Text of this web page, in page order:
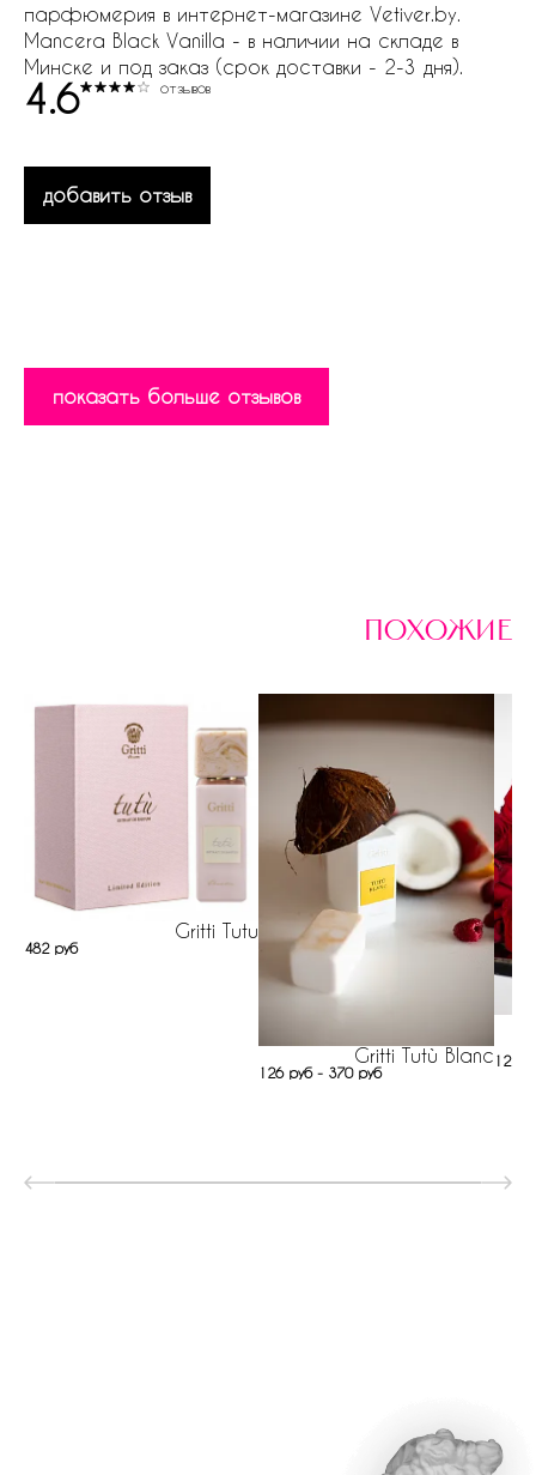
парфюмерия в интернет-магазине Vetiver.by.
Mancera Black Vanilla - в наличии на складе в
Минске и под заказ (срок доставки - 2-3 дня).
4.6 отзывов
добавить отзыв
показать больше отзывов
похожие
Gritti Tutu
482 руб
Gritti Tutù Blanc
126 руб - 370 руб
1213